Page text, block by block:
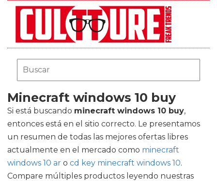
Minecraft windows 10 buy
Si está buscando minecraft windows 10 buy,
entonces está en el sitio correcto. Le presentamos
un resumen de todas las mejores ofertas libres
actualmente en el mercado como minecraft
windows 10 ar o cd key minecraft windows 10.
Compare múltiples productos leyendo nuestras